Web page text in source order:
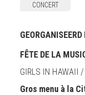
CONCERT
GEORGANISEERD
FÊTE DE LA
GIRLS IN HAWAII /
Gros menu à la